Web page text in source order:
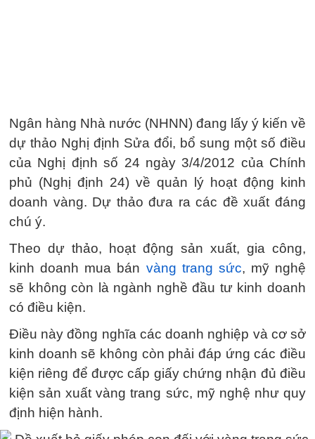
Ngân hàng Nhà nước (NHNN) đang lấy ý kiến về
dự thảo Nghị định Sửa đổi, bổ sung một số điều
của Nghị định số 24 ngày 3/4/2012 của Chính
phủ (Nghị định 24) về quản lý hoạt động kinh
doanh vàng. Dự thảo đưa ra các đề xuất đáng
chú ý.
Theo dự thảo, hoạt động sản xuất, gia công,
kinh doanh mua bán vàng trang sức, mỹ nghệ
sẽ không còn là ngành nghề đầu tư kinh doanh
có điều kiện.
Điều này đồng nghĩa các doanh nghiệp và cơ sở
kinh doanh sẽ không còn phải đáp ứng các điều
kiện riêng để được cấp giấy chứng nhận đủ điều
kiện sản xuất vàng trang sức, mỹ nghệ như quy
định hiện hành.